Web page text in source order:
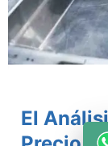
El